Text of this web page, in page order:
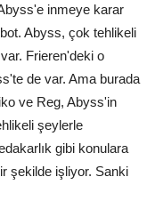
inmeye karar
Abyss, çok tehlikeli
Frieren'deki o
de var. Ama burada
ve Reg, Abyss'in
şeylerle
gibi konulara
şekilde işliyor. Sanki